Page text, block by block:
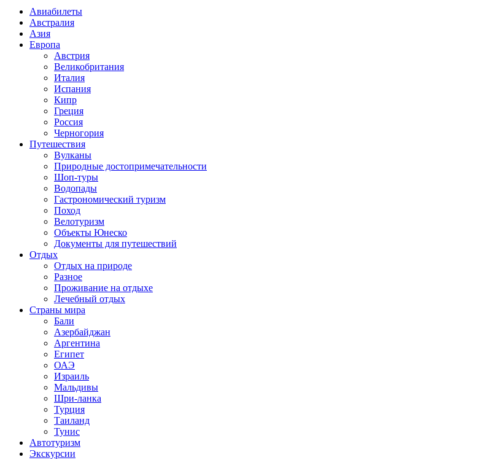
Авиабилеты
Австралия
Азия
Европа
Австрия
Великобритания
Италия
Испания
Кипр
Греция
Россия
Черногория
Путешествия
Вулканы
Природные достопримечательности
Шоп-туры
Водопады
Гастрономический туризм
Поход
Велотуризм
Объекты Юнеско
Документы для путешествий
Отдых
Отдых на природе
Разное
Проживание на отдыхе
Лечебный отдых
Страны мира
Бали
Азербайджан
Аргентина
Египет
ОАЭ
Израиль
Мальдивы
Шри-ланка
Турция
Таиланд
Тунис
Автотуризм
Экскурсии